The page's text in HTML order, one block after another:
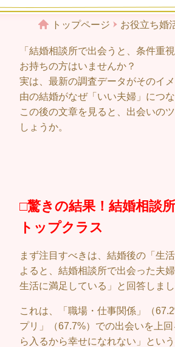
トップページ お役立ち婚
「結婚相談所で出会うと、条件重
お持ちの方はいませんか？
実は、最新の調査データがそのイ
由の結婚がなぜ「いい夫婦」につ
この後の文章を見ると、出会いの
しょうか。
□驚きの結果！結婚相談
トップクラス
まず注目すべきは、結婚後の「生
よると、結婚相談所で出会った夫
生活に満足している」と回答しまし
これは、「職場・仕事関係」（
プリ」（67.7%）での出会いを上
ら入るから幸せになれない」とい